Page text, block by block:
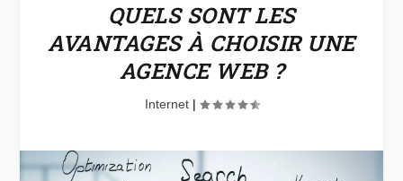
QUELS SONT LES
AVANTAGES À CHOISIR UNE
AGENCE WEB ?
Internet|